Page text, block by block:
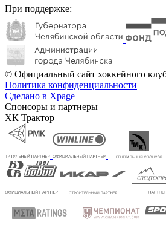
При поддержке:
© Официальный сайт хоккейного
Политика конфиденциальности
Сделано в Xpage
Спонсоры и партнеры
ХК Трактор